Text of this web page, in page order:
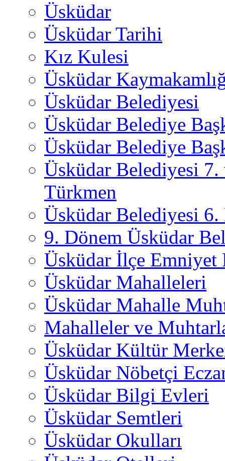
Üsküdar
Üsküdar Tarihi
Kız Kulesi
Üsküdar
Üsküdar Belediyesi
Üsküdar Belediye
Üsküdar Belediye
Üsküdar Belediyesi
Türkmen
Üsküdar Belediyesi 6.
9. Dönem Üsküdar
Üsküdar İlçe
Üsküdar Mahalleleri
Üsküdar Mahalle
Mahalleler ve
Üsküdar Kültür
Üsküdar Nöbetçi
Üsküdar Bilgi Evleri
Üsküdar Semtleri
Üsküdar Okulları